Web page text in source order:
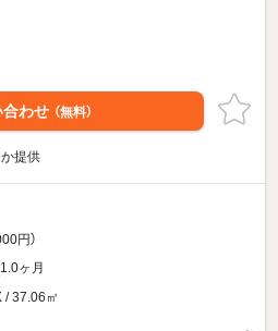
合わせ （無料）
提供
円）
1.0ヶ月
/ 37.06㎡